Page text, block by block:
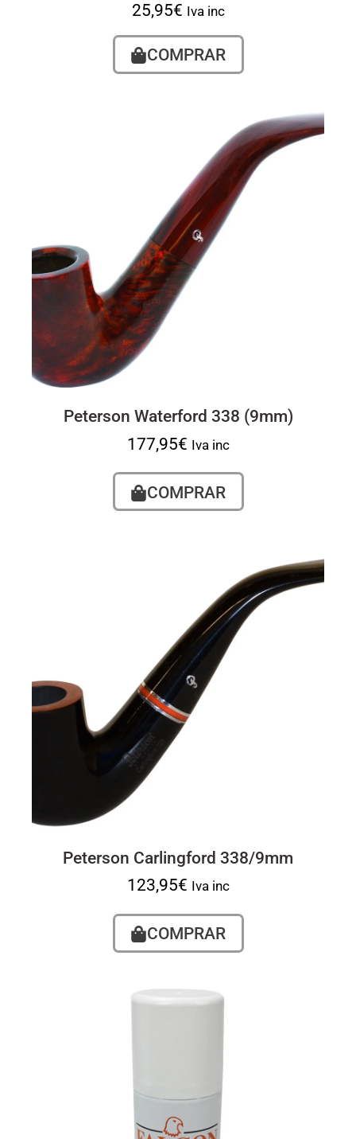
25,95€ Iva inc
COMPRAR
Peterson Waterford 338 (9mm)
177,95€ Iva inc
COMPRAR
Peterson Carlingford 338/9mm
123,95€ Iva inc
COMPRAR